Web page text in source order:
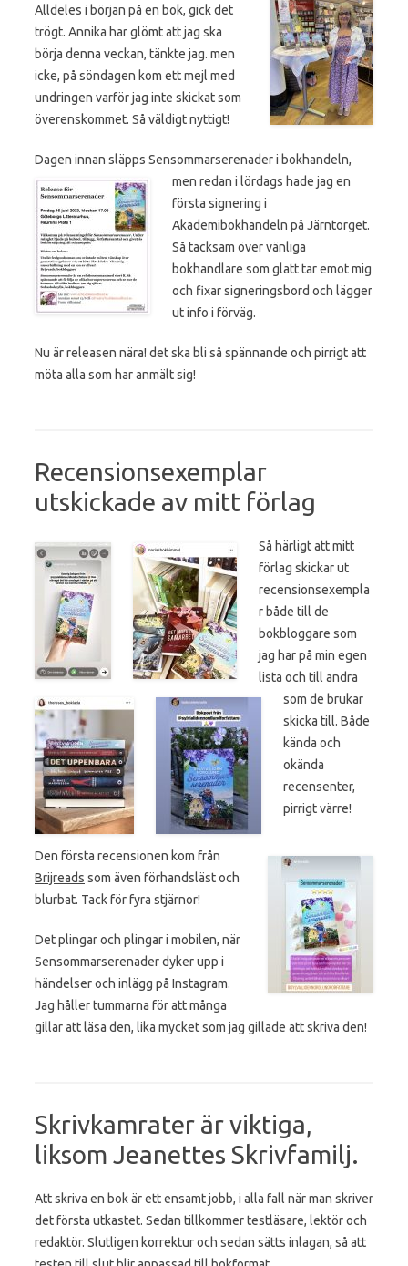
Alldeles i början på en bok, gick det
trögt. Annika har glömt att jag ska
börja denna veckan, tänkte jag. men
icke, på söndagen kom ett mejl med
undringen varför jag inte skickat som
överenskommet. Så väldigt nyttigt!
Dagen innan släpps Sensommarserenader i bokhandeln,
men redan i lördags hade jag en
första signering i
Akademibokhandeln på Järntorget.
Så tacksam över vänliga
bokhandlare som glatt tar emot mig
och fixar signeringsbord och lägger
ut info i förväg.
Nu är releasen nära! det ska bli så spännande och pirrigt att
möta alla som har anmält sig!
Recensionsexemplar
utskickade av mitt förlag
Så härligt att mitt
förlag skickar ut
recensionsexempla
r både till de
bokbloggare som
jag har på min egen
lista och till andra
som de brukar
skicka till. Både
kända och
okända
recensenter,
pirrigt värre!
Den första recensionen kom från
Brijreads som även förhandsläst och
blurbat. Tack för fyra stjärnor!
Det plingar och plingar i mobilen, när
Sensommarserenader dyker upp i
händelser och inlägg på Instagram.
Jag håller tummarna för att många
gillar att läsa den, lika mycket som jag gillade att skriva den!
Skrivkamrater är viktiga,
liksom Jeanettes Skrivfamilj.
Att skriva en bok är ett ensamt jobb, i alla fall när man skriver
det första utkastet. Sedan tillkommer testläsare, lektör och
redaktör. Slutligen korrektur och sedan sätts inlagan, så att